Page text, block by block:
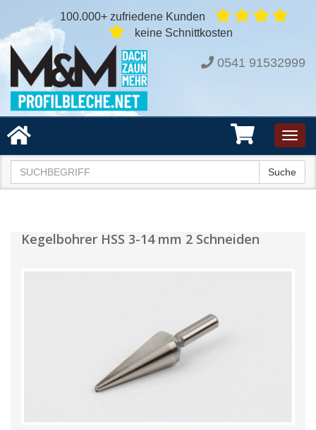
100.000+ zufriedene Kunden
keine Schnittkosten
0541 91532999
Suche
Kegelbohrer HSS 3-14 mm 2 Schneiden